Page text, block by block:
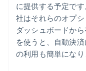
に提供する予定で
社はそれらのオプ
ダッシュボードか
を使うと、自動決
の利用も簡単になり